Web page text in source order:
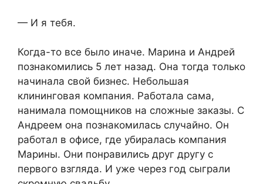
— И я тебя.
Когда-то все было иначе. Марина и Андрей
познакомились 5 лет назад. Она тогда только
начинала свой бизнес. Небольшая
клининговая компания. Работала сама,
нанимала помощников на сложные заказы. С
Андреем она познакомилась случайно. Он
работал в офисе, где убиралась компания
Марины. Они понравились друг другу с
первого взгляда. И уже через год сыграли